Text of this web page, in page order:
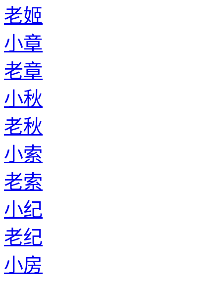
老姬
小章
老章
小秋
老秋
小索
老索
小纪
老纪
小房